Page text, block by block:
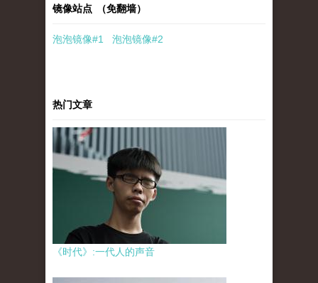
镜像站点 （免翻墙）
泡泡镜像#1 泡泡镜像#2
热门文章
《时代》:一代人的声音